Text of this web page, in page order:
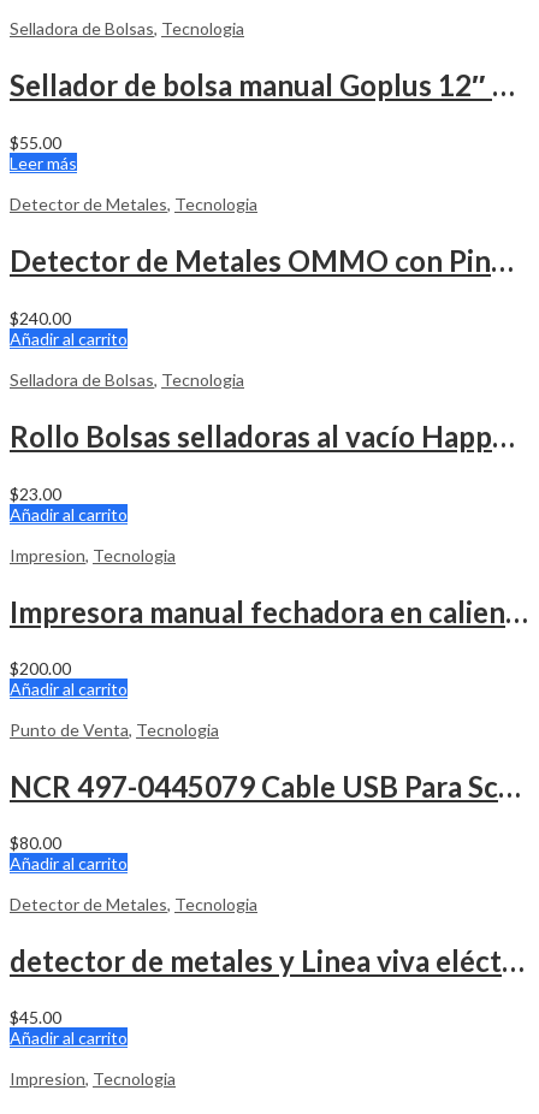
Selladora de Bolsas, Tecnologia
Sellador de bolsa manual Goplus 12″ 110v 300w
$55.00
Leer más
Detector de Metales, Tecnologia
Detector de Metales OMMO con Pinpoint y Disco 10″
$240.00
Añadir al carrito
Selladora de Bolsas, Tecnologia
Rollo Bolsas selladoras al vacío Happy Seal 11″ x 50 Pies
$23.00
Añadir al carrito
Impresion, Tecnologia
Impresora manual fechadora en caliente con cinta (Ribbon)
$200.00
Añadir al carrito
Punto de Venta, Tecnologia
NCR 497-0445079 Cable USB Para Scanner / Balanza
$80.00
Añadir al carrito
Detector de Metales, Tecnologia
detector de metales y Linea viva eléctrica Masterworks
$45.00
Añadir al carrito
Impresion, Tecnologia